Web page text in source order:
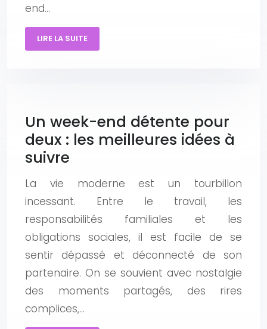
end…
LIRE LA SUITE
Un week-end détente pour
deux : les meilleures idées à
suivre
La vie moderne est un tourbillon
incessant. Entre le travail, les
responsabilités familiales et les
obligations sociales, il est facile de se
sentir dépassé et déconnecté de son
partenaire. On se souvient avec nostalgie
des moments partagés, des rires
complices,…